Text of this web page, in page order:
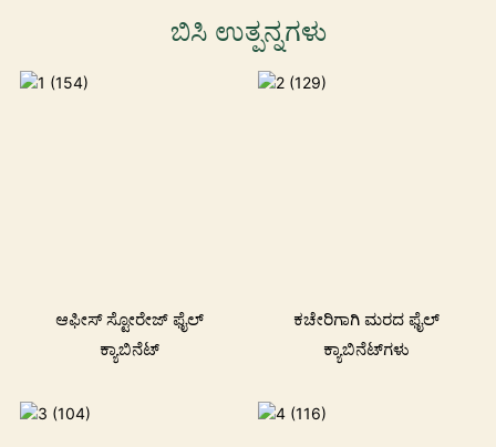
ಬಿಸಿ ಉತ್ಪನ್ನಗಳು
ಆಫೀಸ್ ಸ್ಟೋರೇಜ್ ಫೈಲ್
ಕ್ಯಾಬಿನೆಟ್
ಕಚೇರಿಗಾಗಿ ಮರದ ಫೈಲ್
ಕ್ಯಾಬಿನೆಟ್‌ಗಳು